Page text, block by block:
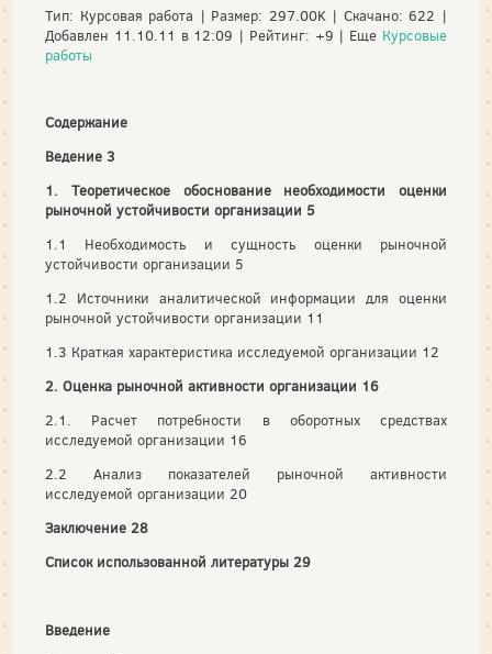
Тип: Курсовая работа | Размер: 297.00K | Скачано: 622 |
Добавлен 11.10.11 в 12:09 | Рейтинг: +9 | Еще Курсовые
работы
Содержание
Ведение 3
1. Теоретическое обоснование необходимости оценки
рыночной устойчивости организации 5
1.1 Необходимость и сущность оценки рыночной
устойчивости организации 5
1.2 Источники аналитической информации для оценки
рыночной устойчивости организации 11
1.3 Краткая характеристика исследуемой организации 12
2. Оценка рыночной активности организации 16
2.1. Расчет потребности в оборотных средствах
исследуемой организации 16
2.2 Анализ показателей рыночной активности
исследуемой организации 20
Заключение 28
Список использованной литературы 29
Введение